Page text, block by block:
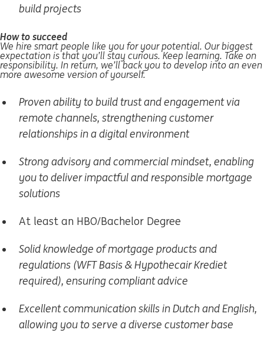
build projects
How to succeed
We hire smart people like you for your potential. Our biggest
expectation is that you’ll stay curious. Keep learning. Take on
responsibility. In return, we’ll back you to develop into an even
more awesome version of yourself.
Proven ability to build trust and engagement via
remote channels, strengthening customer
relationships in a digital environment
Strong advisory and commercial mindset, enabling
you to deliver impactful and responsible mortgage
solutions
At least an HBO/Bachelor Degree
Solid knowledge of mortgage products and
regulations (WFT Basis & Hypothecair Krediet
required), ensuring compliant advice
Excellent communication skills in Dutch and English,
allowing you to serve a diverse customer base